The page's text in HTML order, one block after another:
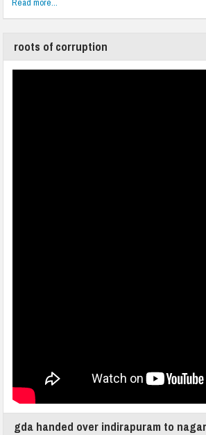
roots of corruption
gda handed over indirapuram to